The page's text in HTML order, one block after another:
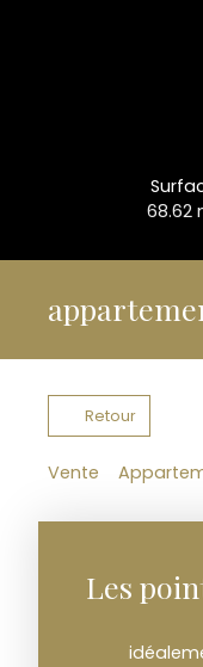
68.62
Retour
Vente
Les